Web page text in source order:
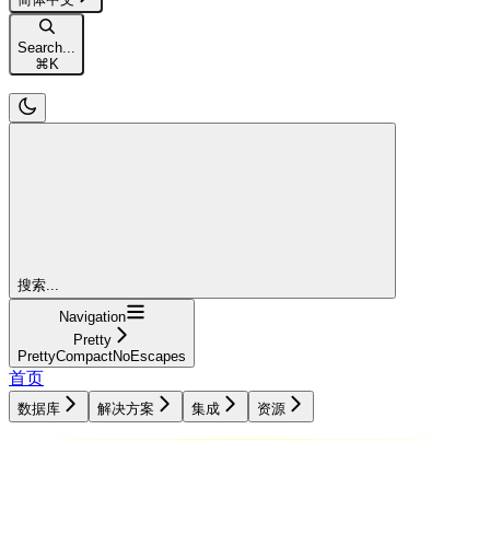
Search...
⌘K
搜索...
Navigation
Pretty
PrettyCompactNoEscapes
首页
数据库 解决方案 集成 资源